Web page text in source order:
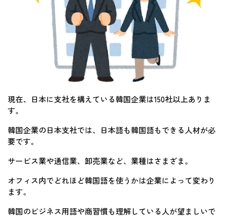
現在、日本に支社を構えている韓国企業は150社以上ありま
す。
韓国企業の日本支社では、日本語も韓国語もできる人材が必
要です。
サービス業や通信業、卸売業など、業種はさまざま。
オフィス内でどれほど韓国語を使うかは企業によって変わり
ます。
韓国のビジネス用語や商習慣も理解している人が望ましいで